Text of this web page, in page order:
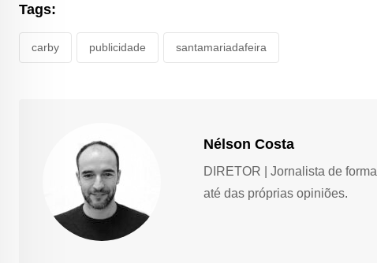
Tags:
carby publicidade santamariadafeira
Nélson Costa
DIRETOR | Jornalista de
até das próprias opiniões.